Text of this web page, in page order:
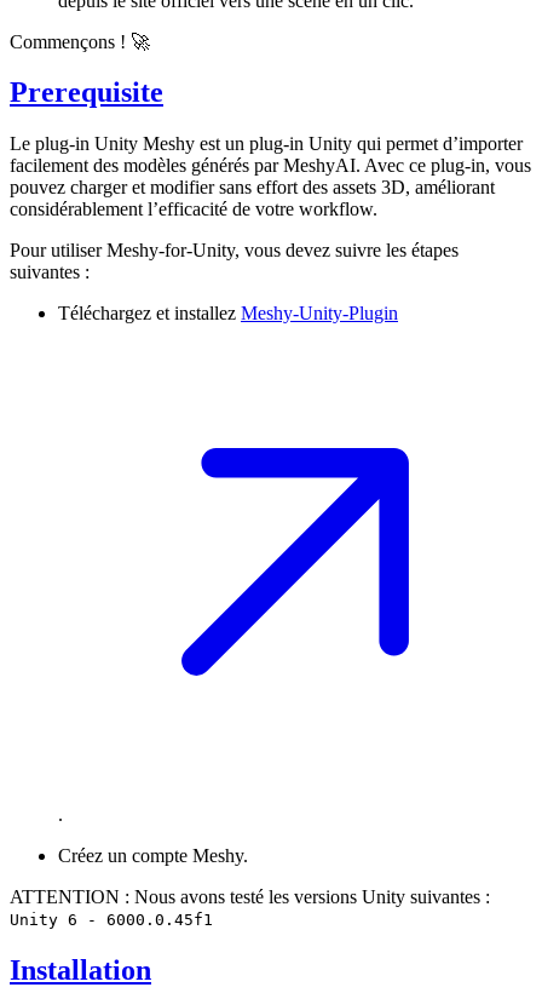
Commençons ! 🚀
Prerequisite
Le plug-in Unity Meshy est un plug-in Unity qui permet d’importer
facilement des modèles générés par MeshyAI. Avec ce plug-in, vous
pouvez charger et modifier sans effort des assets 3D, améliorant
considérablement l’efficacité de votre workflow.
Pour utiliser Meshy-for-Unity, vous devez suivre les étapes
suivantes :
Téléchargez et installez Meshy-Unity-Plugin
.
Créez un compte Meshy.
ATTENTION : Nous avons testé les versions Unity suivantes :
Unity 6 - 6000.0.45f1
Installation